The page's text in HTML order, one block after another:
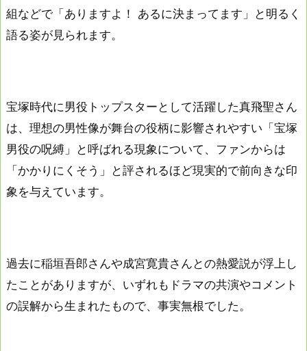
組などで「ありますよ！ あるに決まってます」と明るく
語る姿が見られます。
宝塚時代に男役トップスターとして活躍した真飛聖さん
は、理想の男性像が舞台の役柄に影響されやすい「宝塚
男役の呪縛」と呼ばれる現象について、ファンからは
「かかりにくそう」と評されるほど現実的で前向きな印
象を与えています。
過去に稲垣吾郎さんや成宮寛貴さんとの熱愛説が浮上し
たことがありますが、いずれもドラマの共演やコメント
の誤解から生まれたもので、事実無根でした。